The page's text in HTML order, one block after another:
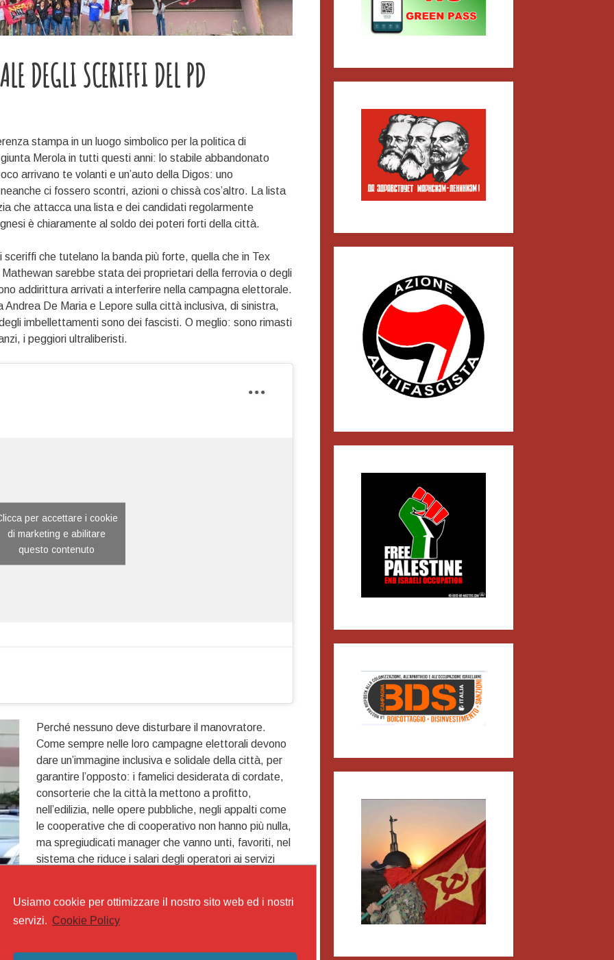
DEGLI SCERIFFI DEL PD
stampa in un luogo simbolico per la politica di
Merola in tutti questi anni: lo stabile abbandonato
arrivano te volanti e un’auto della Digos: uno
ci fossero scontri, azioni o chissà cos’altro. La lista
che attacca una lista e dei candidati regolarmente
è chiaramente al soldo dei poteri forti della città.
sceriffi che tutelano la banda più forte, quella che in Tex
Mathewan sarebbe stata dei proprietari della ferrovia o degli
addirittura arrivati a interferire nella campagna elettorale.
Andrea De Maria e Lepore sulla città inclusiva, di sinistra,
imbellettamenti sono dei fascisti. O meglio: sono rimasti
i peggiori ultraliberisti.
per accettare i cookie
di marketing e abilitare
questo contenuto
Perché nessuno deve disturbare il manovratore.
Come sempre nelle loro campagne elettorali devono
dare un’immagine inclusiva e solidale della città, per
garantire l’opposto: i famelici desiderata di cordate,
consorterie che la città la mettono a profitto,
nell’edilizia, nelle opere pubbliche, negli appalti come
le cooperative che di cooperativo non hanno più nulla,
ma spregiudicati manager che vanno unti, favoriti, nel
sistema che riduce i salari degli operatori ai servizi
Ecco cosa c’è dietro alle operazioni sbirresche come
quella di oggi. Il PD sa benissimo che vincerà con il
Usiamo cookie per ottimizzare il nostro sito web ed i nostri
servizi. Cookie Policy